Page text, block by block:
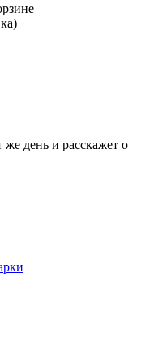
день и расскажет о